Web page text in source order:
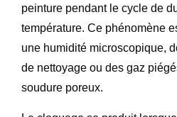
peinture pendant le cycle de
température. Ce phénomène
une humidité microscopique,
de nettoyage ou des gaz
soudure poreux.